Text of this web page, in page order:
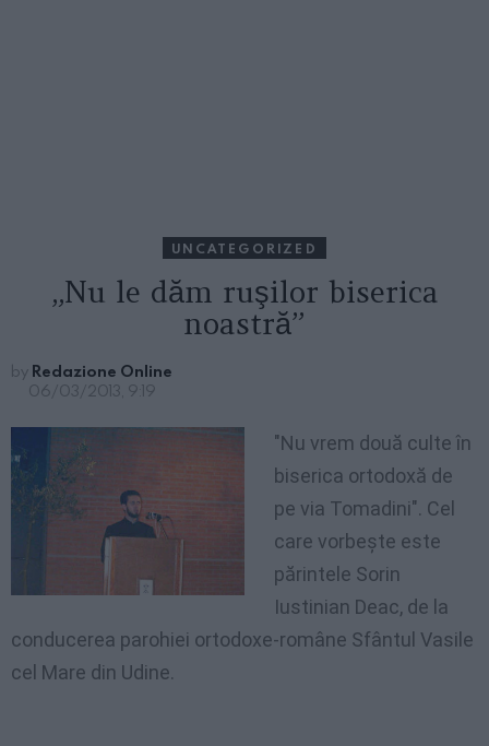
UNCATEGORIZED
„Nu le dăm ruşilor biserica
noastră”
by Redazione Online
06/03/2013, 9:19
"Nu vrem două culte în
biserica ortodoxă de
pe via Tomadini". Cel
care vorbeşte este
părintele Sorin
Iustinian Deac, de la
conducerea parohiei ortodoxe-române Sfântul Vasile
cel Mare din Udine.